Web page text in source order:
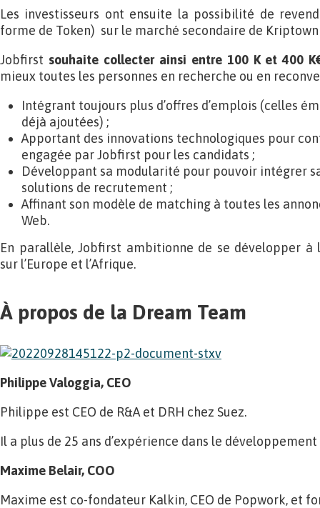
Les investisseurs ont ensuite la possibilité de
forme de Token) sur le marché secondaire de
Jobfirst souhaite collecter ainsi entre 100 K et 400
mieux toutes les personnes en recherche ou en
Intégrant toujours plus d’offres d’emplois (celles
déjà ajoutées) ;
Apportant des innovations technologiques pour
engagée par Jobfirst pour les candidats ;
Développant sa modularité pour pouvoir intégrer
solutions de recrutement ;
Affinant son modèle de matching à toutes les
Web.
En parallèle, Jobfirst ambitionne de se développer à
sur l’Europe et l’Afrique.
À propos de la Dream Team
Philippe Valoggia, CEO
Philippe est CEO de R&A et DRH chez Suez.
Il a plus de 25 ans d’expérience dans le développement
Maxime Belair, COO
Maxime est co-fondateur Kalkin, CEO de Popwork, et